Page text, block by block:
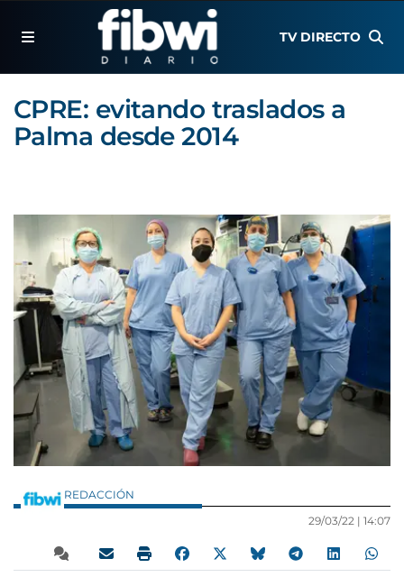
TV DIRECTO
CPRE: evitando traslados a
Palma desde 2014
REDACCIÓN
29/03/22 | 14:07